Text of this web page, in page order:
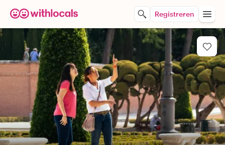
Registreren